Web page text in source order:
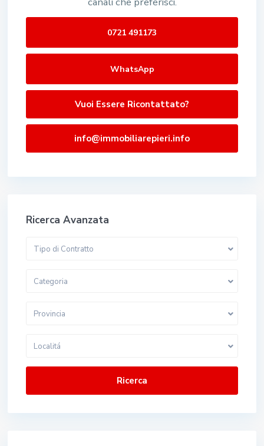
0721 491173
WhatsApp
Vuoi Essere Ricontattato?
info@immobiliarepieri.info
Ricerca Avanzata
Tipo di Contratto
Categoria
Provincia
Localitá
Ricerca